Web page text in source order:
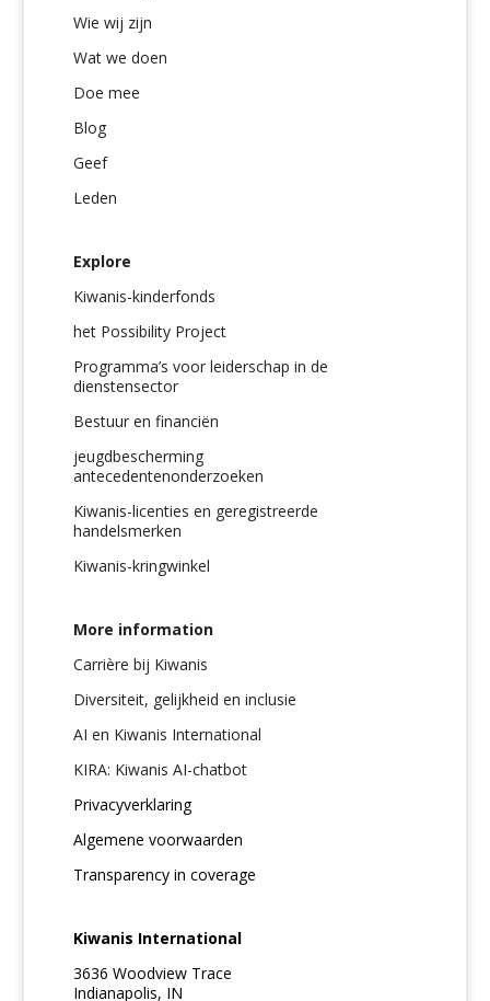
Wie wij zijn
Wat we doen
Doe mee
Blog
Geef
Leden
Explore
Kiwanis-kinderfonds
het Possibility Project
Programma’s voor leiderschap in de
dienstensector
Bestuur en financiën
jeugdbescherming
antecedentenonderzoeken
Kiwanis-licenties en geregistreerde
handelsmerken
Kiwanis-kringwinkel
More information
Carrière bij Kiwanis
Diversiteit, gelijkheid en inclusie
AI en Kiwanis International
KIRA: Kiwanis AI-chatbot
Privacyverklaring
Algemene voorwaarden
Transparency in coverage
Kiwanis International
3636 Woodview Trace
Indianapolis, IN